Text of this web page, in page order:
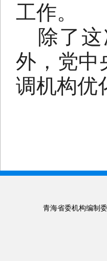
工作。
除了
外，党中
调机构优
青海省委机构编制